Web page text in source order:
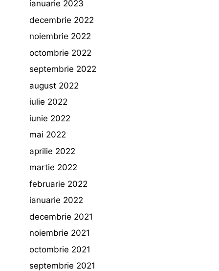
ianuarie 2023
decembrie 2022
noiembrie 2022
octombrie 2022
septembrie 2022
august 2022
iulie 2022
iunie 2022
mai 2022
aprilie 2022
martie 2022
februarie 2022
ianuarie 2022
decembrie 2021
noiembrie 2021
octombrie 2021
septembrie 2021